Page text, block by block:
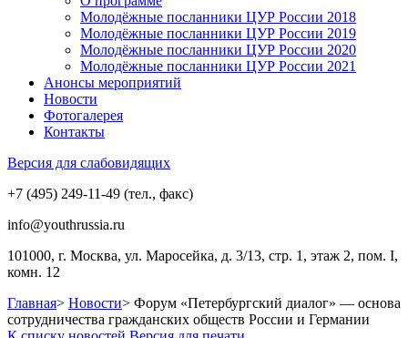
Молодёжные посланники ЦУР России 2018
Молодёжные посланники ЦУР России 2019
Молодёжные посланники ЦУР России 2020
Молодёжные посланники ЦУР России 2021
Анонсы мероприятий
Новости
Фотогалерея
Контакты
Версия для слабовидящих
+7 (495) 249-11-49 (тел., факс)
info@youthrussia.ru
101000, г. Москва, ул. Маросейка, д. 3/13, стр. 1, этаж 2, пом. I,
комн. 12
Главная> Новости> Форум «Петербургский диалог» — основа
сотрудничества гражданских обществ России и Германии